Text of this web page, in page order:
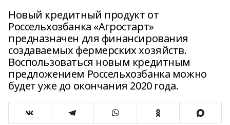
Новый кредитный продукт от
Россельхозбанка «Агростарт»
предназначен для финансирования
создаваемых фермерских хозяйств.
Воспользоваться новым кредитным
предложением Россельхозбанка можно
будет уже до окончания 2020 года.